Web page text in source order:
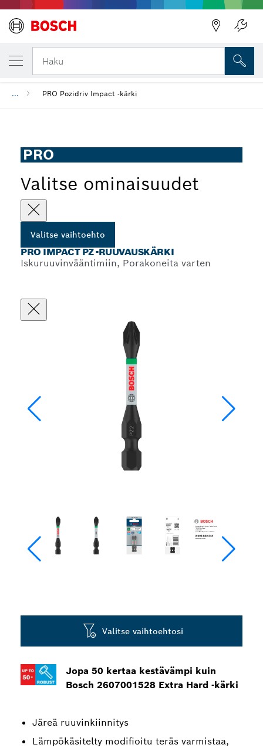
Haku
... PRO Pozidriv Impact -kärki
PRO
Valitse ominaisuudet
Valitse vaihtoehto
PRO IMPACT PZ -RUUVAUSKÄRKI
Iskuruuvinvääntimiin, Porakoneita varten
Jopa 50 kertaa kestävämpi kuin
Bosch 2607001528 Extra Hard -kärki
Järeä ruuvinkiinnitys
Lämpökäsitelty modifioitu teräs varmistaa,
Valitse vaihtoehtosi
VALITSEMASI VAIHTOEHTO
PRO Impact PZ -ruuvauskärki